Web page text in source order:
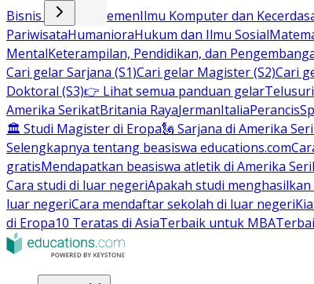
Bisnis dan ManajemenIlmu Komputer dan
PariwisataHumanioraHukum dan Ilmu Sosial
MentalKeterampilan, Pendidikan, dan
Cari gelar Sarjana (S1)Cari gelar Magister (S2)Cari
Doktoral (S3)👉 Lihat semua panduan gelar
Amerika SerikatBritania RayaJermanItaliaPerancis
🏛 Studi Magister di Eropa🗽 Sarjana di Amerika
Selengkapnya tentang beasiswa educations.com
gratisMendapatkan beasiswa atletik di Amerika
Cara studi di luar negeriApakah studi
luar negeriCara mendaftar sekolah di luar negeri
di Eropa10 Teratas di AsiaTerbaik untuk MBA